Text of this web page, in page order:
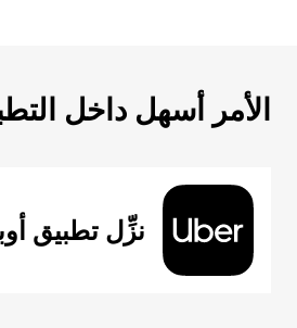
الأمر أسهل داخل
نزِّل تطبيق